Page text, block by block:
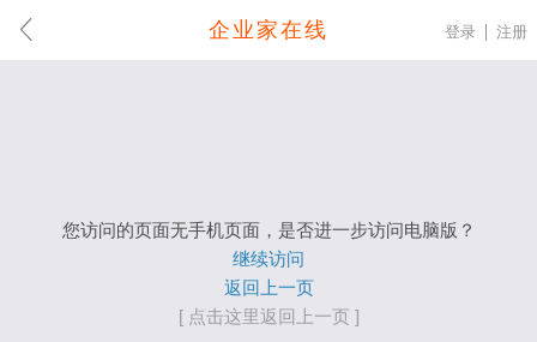
企业家在线 登录 注册
您访问的页面无手机页面，是否进一步访问电脑版？
继续访问
返回上一页
[ 点击这里返回上一页 ]